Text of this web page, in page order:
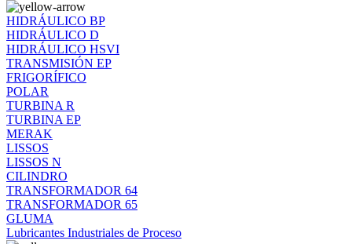
HIDRÁULICO BP
HIDRÁULICO D
HIDRÁULICO HSVI
TRANSMISIÓN EP
FRIGORÍFICO
POLAR
TURBINA R
TURBINA EP
MERAK
LISSOS
LISSOS N
CILINDRO
TRANSFORMADOR 64
TRANSFORMADOR 65
GLUMA
Lubricantes Industriales de Proceso